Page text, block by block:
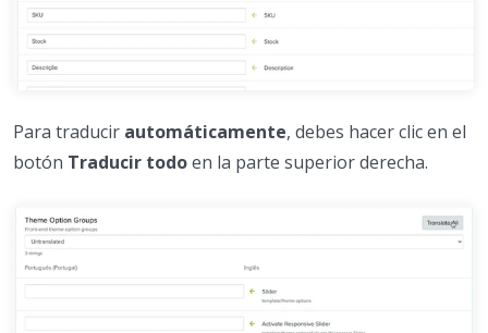
Para traducir automáticamente, debes hacer clic en el
botón Traducir todoen la parte superior derecha.